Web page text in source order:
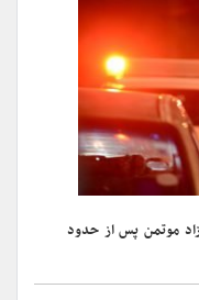
موتمن پس از حدود